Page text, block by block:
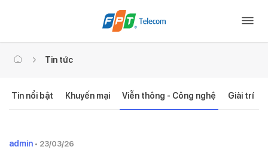
Tin tức
Tin nổi bật Khuyến mại Viễn thông - Công nghệ Giải trí
admin • 23/03/26